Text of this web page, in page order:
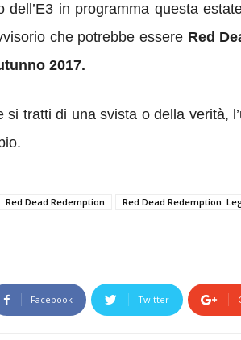
dell’E3 in programma questa
che potrebbe essere Red
2017.
si tratti di una svista o della verità,
Red Dead Redemption Red Dead Redemption:
Facebook Twitter